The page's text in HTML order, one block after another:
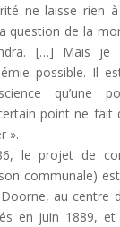
ne laisse rien à
question de la
[…] Mais je
possible. Il
qu’une
point ne fait
».
le projet de
communale)
au centre
en juin 1889, et